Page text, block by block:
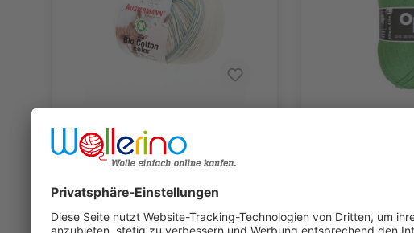
AUSTERMANN Bio Cotton
Color 50g
5,56 €* 6,95 €* (20% gespart) 0.05kg |
111,20 €/1kg
65,10 €/1kg